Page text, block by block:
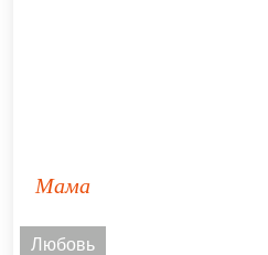
Мама
Любовь